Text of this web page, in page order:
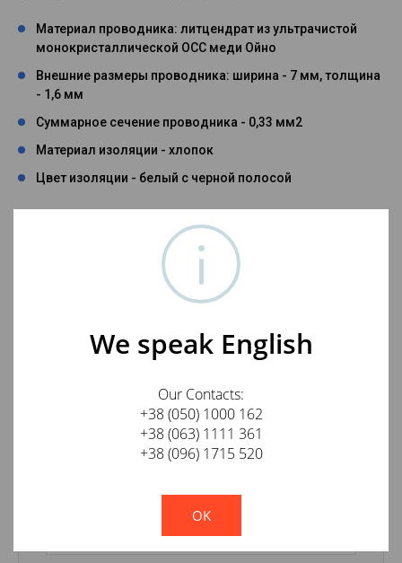
Материал проводника: литцендрат из ультрачистой
монокристаллической ОСС меди Ойно
Внешние размеры проводника: ширина - 7 мм, толщина
- 1,6 мм
Суммарное сечение проводника - 0,33 мм2
Материал изоляции - хлопок
Цвет изоляции - белый с черной полосой
Отзывы о Провод многожильный UPOCC Copper
We speak English
Our Contacts:
+38 (050) 1000 162
+38 (063) 1111 361
+38 (096) 1715 520
!
Not valid!
OK